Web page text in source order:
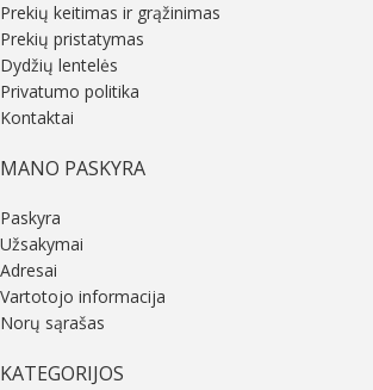
Prekių keitimas ir grąžinimas
Prekių pristatymas
Dydžių lentelės
Privatumo politika
Kontaktai
MANO PASKYRA
Paskyra
Užsakymai
Adresai
Vartotojo informacija
Norų sąrašas
KATEGORIJOS